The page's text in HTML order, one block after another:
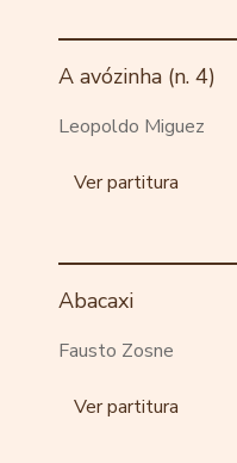
A avózinha (n. 4)
Leopoldo Miguez
Ver partitura
Abacaxi
Fausto Zosne
Ver partitura